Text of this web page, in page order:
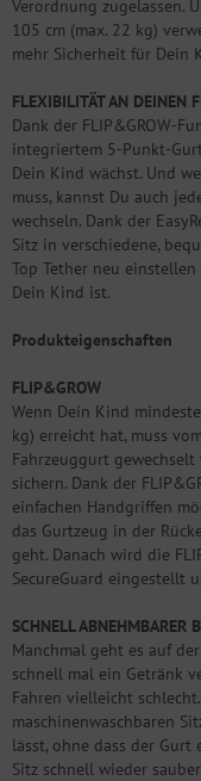
Verordnung zugelassen.
105 cm (max. 22 kg)
mehr Sicherheit für Dein
FLEXIBILITÄT AN DEINEN
Dank der FLIP&GROW-
integriertem 5-Punkt-
Dein Kind wächst. Und
muss, kannst Du auch
wechseln. Dank der
Sitz in verschiedene,
Top Tether neu
Dein Kind ist.
Produkteigenschaften
FLIP&GROW
Wenn Dein Kind
kg) erreicht hat, muss
Fahrzeuggurt
sichern. Dank der
einfachen Handgriffen
das Gurtzeug in der
geht. Danach wird die
SecureGuard eingestellt
SCHNELL ABNEHMBARER
Manchmal geht es auf
schnell mal ein Getränk
Fahren vielleicht
maschinenwaschbaren
lässt, ohne dass der Gurt
Sitz schnell wieder